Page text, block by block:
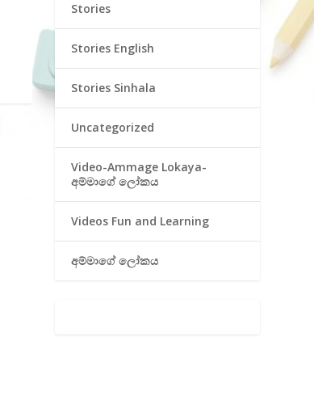
Stories
Stories English
Stories Sinhala
Uncategorized
Video-Ammage Lokaya-
අම්මාගේ ලෝකය
Videos Fun and Learning
අම්මාගේ ලෝකය